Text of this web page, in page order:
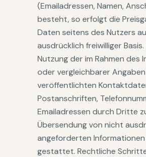
(Emailadressen, Namen,
besteht, so erfolgt die
Daten seitens des Nutzers
ausdrücklich freiwilliger Basis.
Nutzung der im Rahmen des
oder vergleichbarer Angaben
veröffentlichten
Postanschriften,
Emailadressen durch Dritte
Übersendung von nicht
angeforderten
gestattet. Rechtliche